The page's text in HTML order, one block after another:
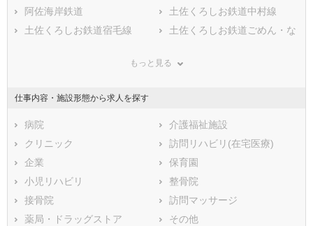
鹿児島県
安芸郡馬路村
安芸郡芸西村
長岡郡本山町
長岡郡大豊町
吾川郡仁淀川町
高岡郡越知町
高岡郡日高村
高岡郡津野町
高岡郡四万十町
幡多郡大月町
幡多郡三原村
幡多郡黒潮町
阿佐海岸鉄道
土佐くろしお鉄道中村線
土佐くろしお鉄道宿毛線
土佐くろしお鉄道ごめん・な
土佐電鉄伊野線
もっと見る
仕事内容・施設形態から求人を探す
病院
介護福祉施設
クリニック
訪問リハビリ(在宅医療)
企業
保育園
小児リハビリ
整骨院
接骨院
訪問マッサージ
薬局・ドラッグストア
その他